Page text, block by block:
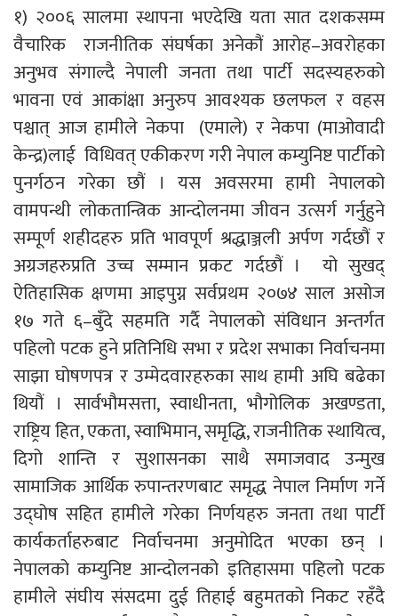
१) २००६ सालमा स्थापना भएदेखि यता सात दशकसम्म
वैचारिक राजनीतिक संघर्षका अनेकौं आरोह–अवरोहका
अनुभव संगाल्दै नेपाली जनता तथा पार्टी सदस्यहरुको
भावना एवं आकांक्षा अनुरुप आवश्यक छलफल र वहस
पश्चात् आज हामीले नेकपा (एमाले) र नेकपा (माओवादी
केन्द्र)लाई विधिवत् एकीकरण गरी नेपाल कम्युनिष्ट पार्टीको
पुनर्गठन गरेका छौं । यस अवसरमा हामी नेपालको
वामपन्थी लोकतान्त्रिक आन्दोलनमा जीवन उत्सर्ग गर्नुहुने
सम्पूर्ण शहीदहरु प्रति भावपूर्ण श्रद्धाञ्जली अर्पण गर्दछौं र
अग्रजहरुप्रति उच्च सम्मान प्रकट गर्दछौं । यो सुखद्
ऐतिहासिक क्षणमा आइपुग्न सर्वप्रथम २०७४ साल असोज
१७ गते ६–बुँदे सहमति गर्दै नेपालको संविधान अन्तर्गत
पहिलो पटक हुने प्रतिनिधि सभा र प्रदेश सभाका निर्वाचनमा
साझा घोषणपत्र र उम्मेदवारहरुका साथ हामी अघि बढेका
थियौं । सार्वभौमसत्ता, स्वाधीनता, भौगोलिक अखण्डता,
राष्ट्रिय हित, एकता, स्वाभिमान, समृद्धि, राजनीतिक स्थायित्व,
दिगो शान्ति र सुशासनका साथै समाजवाद उन्मुख
सामाजिक आर्थिक रुपान्तरणबाट समृद्ध नेपाल निर्माण गर्ने
उद्घोष सहित हामीले गरेका निर्णयहरु जनता तथा पार्टी
कार्यकर्ताहरुबाट निर्वाचनमा अनुमोदित भएका छन् ।
नेपालको कम्युनिष्ट आन्दोलनको इतिहासमा पहिलो पटक
हामीले संघीय संसदमा दुई तिहाई बहुमतको निकट रहँदै